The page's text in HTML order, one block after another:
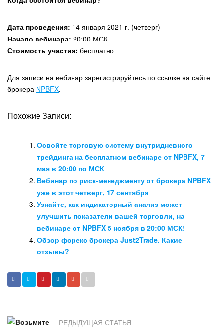
Дата проведения: 14 января 2021 г. (четверг)
Начало вебинара: 20:00 МСК
Стоимость участия: бесплатно
Для записи на вебинар зарегистрируйтесь по ссылке на сайте
брокера NPBFX.
Похожие Записи:
Освойте торговую систему внутридневного
трейдинга на бесплатном вебинаре от NPBFX, 7
мая в 20:00 по МСК
Вебинар по риск-менеджменту от брокера NPBFX
уже в этот четверг, 17 сентября
Узнайте, как индикаторный анализ может
улучшить показатели вашей торговли, на
вебинаре от NPBFX 5 ноября в 20:00 МСК!
Обзор форекс брокера Just2Trade. Какие
отзывы?
РЕДЫДУЩАЯ СТАТЬЯ